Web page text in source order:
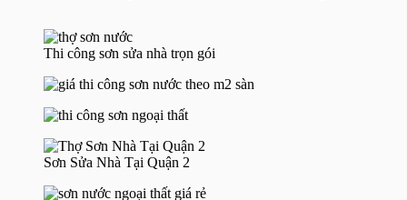
Thi công sơn sửa nhà trọn gói
Sơn Sửa Nhà Tại Quận 2